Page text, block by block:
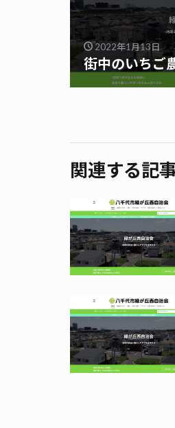
2022年1月13日
街中のいちご
関連する記